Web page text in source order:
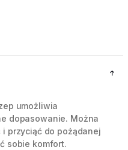
umożliwia
dopasowanie. Można
przyciąć do pożądanej
sobie komfort.